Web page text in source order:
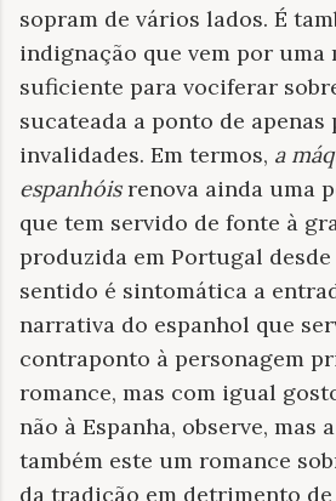
sopram de vários lados. É
indignação que vem por uma
suficiente para vociferar
sucateada a ponto de
invalidades. Em termos, a
espanhóisrenova ainda uma
que tem servido de fonte à
produzida em Portugal desde
sentido é sintomática a
narrativa do espanhol que
contraponto à personagem
romance, mas com igual
não à Espanha, observe, mas
também este um romance
da tradição em detrimento